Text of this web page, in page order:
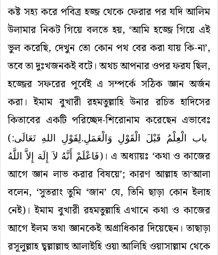
কষ্ট সহ্য করে পবিত্র হজ্জ থেকে ফেরার পর যদি আলিম
উলামার নিকট গিয়ে বলতে হয়, ‘আমি হজ্জে গিয়ে এই
ভুল করেছি, দেখুন তো কোন পথ বের করা যায় কি-না’,
তবেতাদুঃখজনকইবটে। অথচআপনারওপরফরযছিল,
হজ্জের সফরের পূর্বেই এ সম্পর্কে সঠিক জ্ঞান অর্জন
করা। ইমাম বুখারী রহমতুল্লাহি উনার রচিত হাদিসের
কিতাবের একটি পরিচ্ছেদ-শিরোনাম করেছেন এভাবেঃ
(باب الْعِلْمُ قَبْلَ الْقَوْلِ وَالْعَمَلِ.لِقَوْلِ اللهِ تَعَالَى:
فَاعْلَمْ أَنَّهُ لاَ إِلَهَ إِلاَّ اللَّهُ) । এ অধ্যায়ঃ ‘কথা ও কাজের
আগে জ্ঞান লাভ করার বিষয়ে’;কারণ আল্লাহ তা‘আলা
বলেন, ‘সুতরাং তুমি ‘জান’ যে,তিনি ছাড়া কোন ইলাহ
নেই) । ইমাম বুখারী রহমতুল্লাহি এখানে কথা ও কাজের
আগে ইলম তথা জ্ঞানকেই অগ্রাধিকার দিয়েছেন। তাছাড়া
রসূলুল্লাহছ্বল্লাল্লাহুআলাইহিওয়াআলিহিওয়াসাল্লাম থেকে